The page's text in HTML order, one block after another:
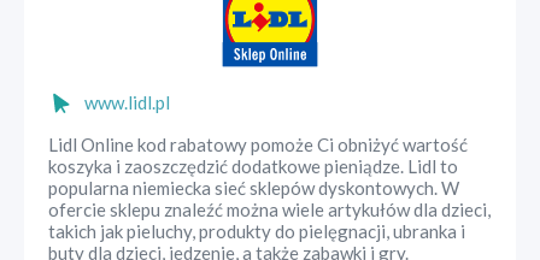
www.lidl.pl
Lidl Online kod rabatowy pomoże Ci obniżyć wartość
koszyka i zaoszczędzić dodatkowe pieniądze. Lidl to
popularna niemiecka sieć sklepów dyskontowych. W
ofercie sklepu znaleźć można wiele artykułów dla dzieci,
takich jak pieluchy, produkty do pielęgnacji, ubranka i
buty dla dzieci, jedzenie, a także zabawki i gry.